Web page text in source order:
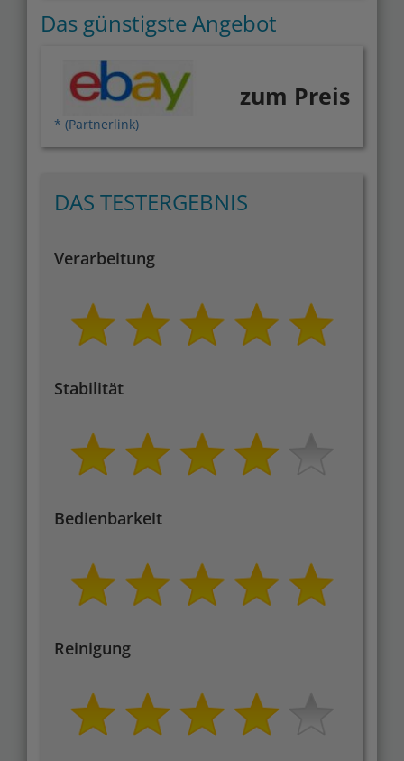
Das günstigste Angebot
* (Partnerlink)
zum Preis
DAS TESTERGEBNIS
Verarbeitung
Stabilität
Bedienbarkeit
Reinigung